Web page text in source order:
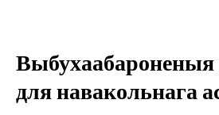
Выбухаабароненыя
для навакольнага